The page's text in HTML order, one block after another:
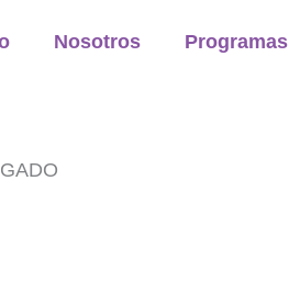
Nosotros Programas